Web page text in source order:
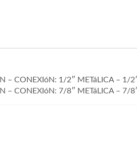
CONEXIóN: 1/2″ METáLICA – 1/2″
– CONEXIóN: 7/8″ METáLICA – 7/